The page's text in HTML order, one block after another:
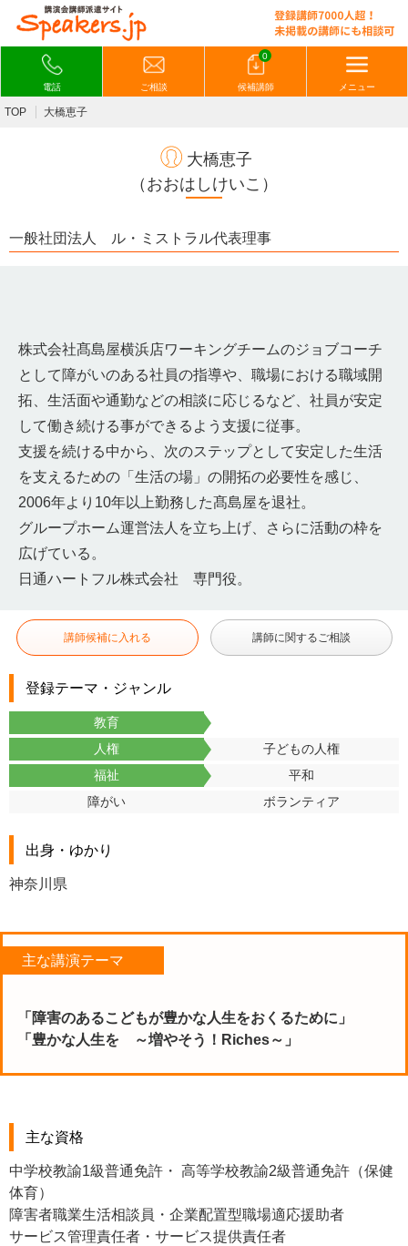
電話 ご相談
0
候補講師 メニュー
TOP 大橋恵子
大橋恵子
（おおはしけいこ）
一般社団法人 ル・ミストラル代表理事
株式会社髙島屋横浜店ワーキングチームのジョブコーチ
として障がいのある社員の指導や、職場における職域開
拓、生活面や通勤などの相談に応じるなど、社員が安定
して働き続ける事ができるよう支援に従事。
支援を続ける中から、次のステップとして安定した生活
を支えるための「生活の場」の開拓の必要性を感じ、
2006年より10年以上勤務した髙島屋を退社。
グループホーム運営法人を立ち上げ、さらに活動の枠を
広げている。
日通ハートフル株式会社 専門役。
講師候補に入れる 講師に関するご相談
登録テーマ・ジャンル
教育
人権
子どもの人権
福祉
平和
障がい
ボランティア
出身・ゆかり
神奈川県
主な講演テーマ
「障害のあるこどもが豊かな人生をおくるために」
「豊かな人生を ～増やそう！Riches～」
主な資格
中学校教諭1級普通免許・ 高等学校教諭2級普通免許（保健
体育）
障害者職業生活相談員・企業配置型職場適応援助者
サービス管理責任者・サービス提供責任者